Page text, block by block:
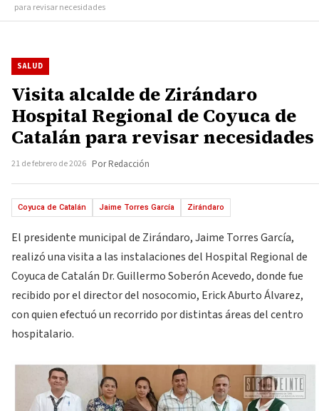
para revisar necesidades
SALUD
Visita alcalde de Zirándaro
Hospital Regional de Coyuca de
Catalán para revisar necesidades
21 de febrero de 2026 Por Redacción
Coyuca de Catalán Jaime Torres García Zirándaro
El presidente municipal de Zirándaro, Jaime Torres García,
realizó una visita a las instalaciones del Hospital Regional de
Coyuca de Catalán Dr. Guillermo Soberón Acevedo, donde fue
recibido por el director del nosocomio, Erick Aburto Álvarez,
con quien efectuó un recorrido por distintas áreas del centro
hospitalario.